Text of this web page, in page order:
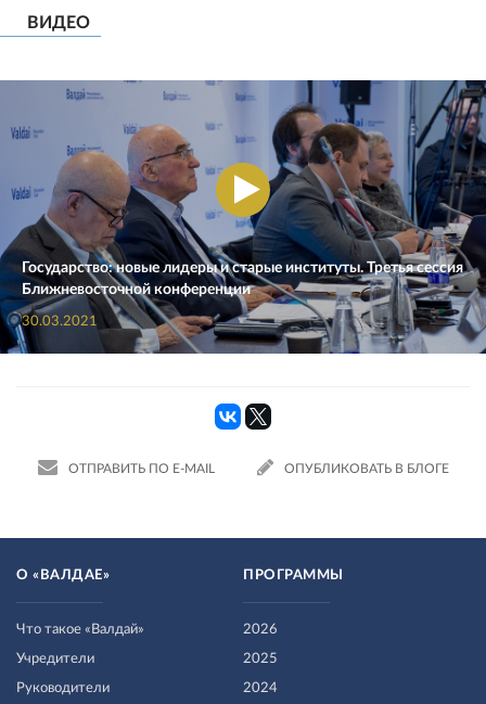
ВИДЕО
Государство: новые лидеры и старые институты. Третья сессия
Ближневосточной конференции
30.03.2021
ОТПРАВИТЬ ПО E-MAIL ОПУБЛИКОВАТЬ В БЛОГЕ
О «ВАЛДАЕ»
Что такое «Валдай»
Учредители
Руководители
ПРОГРАММЫ
2026
2025
2024